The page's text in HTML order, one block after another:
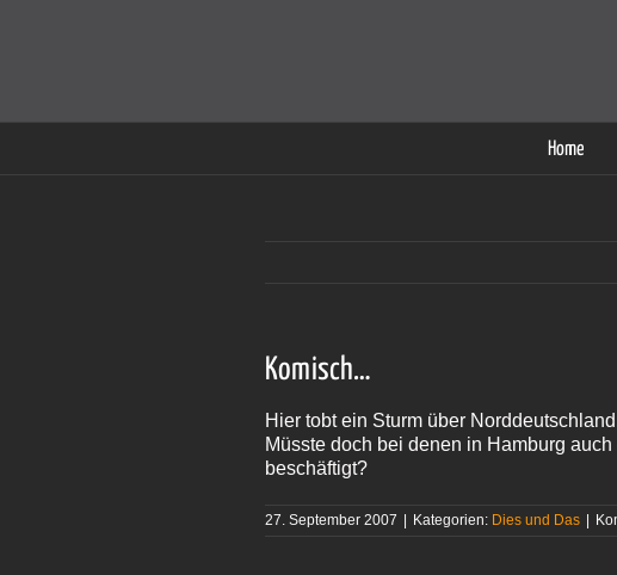
Home
Komisch…
Hier tobt ein Sturm über
Müsste doch bei denen in Hamburg
beschäftigt?
27. September 2007 | Kategorien: Dies und Das |
Cookies helfen auf auf dieser Seite bei der Bereitstellung der